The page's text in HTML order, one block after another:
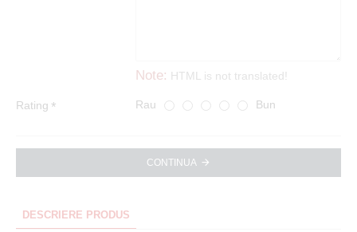
Note: HTML is not translated!
Rating Rau Bun
CONTINUA
DESCRIERE PRODUS